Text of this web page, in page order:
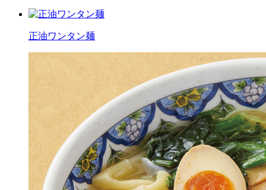
正油ワンタン麺